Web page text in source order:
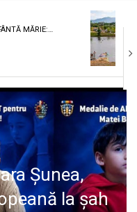
MĂRIE:…
Șunea,
la șah